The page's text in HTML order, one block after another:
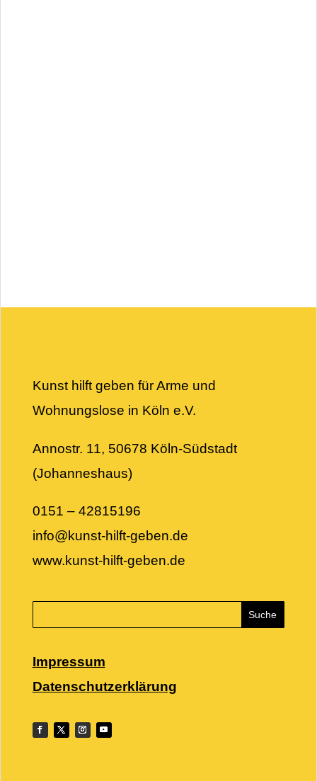
Kunst hilft geben für Arme und
Wohnungslose in Köln e.V.
Annostr. 11, 50678 Köln-Südstadt
(Johanneshaus)
0151 – 42815196
info@kunst-hilft-geben.de
www.kunst-hilft-geben.de
Impressum
Datenschutzerklärung